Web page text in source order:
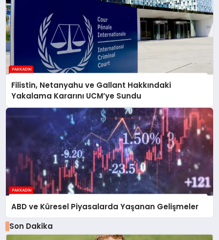
Filistin, Netanyahu ve Gallant Hakkındaki
Yakalama Kararını UCM’ye Sundu
ABD ve Küresel Piyasalarda Yaşanan Gelişmeler
Son Dakika